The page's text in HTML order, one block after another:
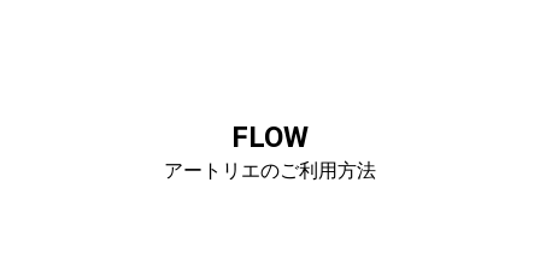
FLOW
アートリエのご利用方法